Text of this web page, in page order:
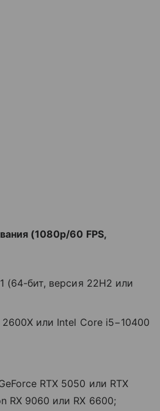
(1080p/60 FPS,
(64-бит, версия 22H2 или
или Intel Core i5−10400
RTX 5050 или RTX
RX 9060 или RX 6600;